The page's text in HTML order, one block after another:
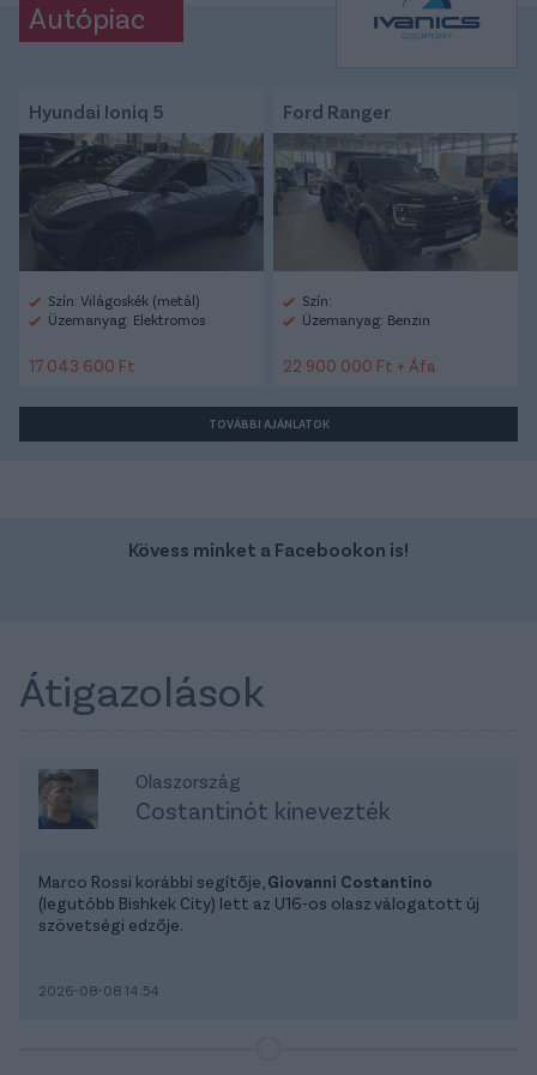
Autópiac
Hyundai Ioniq 5
Szín: Világoskék (metál)
Üzemanyag: Elektromos
17 043 600 Ft
Ford Ranger
Szín:
Üzemanyag: Benzin
22 900 000 Ft + Áfa
TOVÁBBI AJÁNLATOK
Kövess minket a Facebookon is!
Átigazolások
Olaszország
Costantinót kinevezték
Marco Rossi korábbi segítője, Giovanni Costantino
(legutóbb Bishkek City) lett az U16-os olasz válogatott új
szövetségi edzője.
2026-08-08 14:54